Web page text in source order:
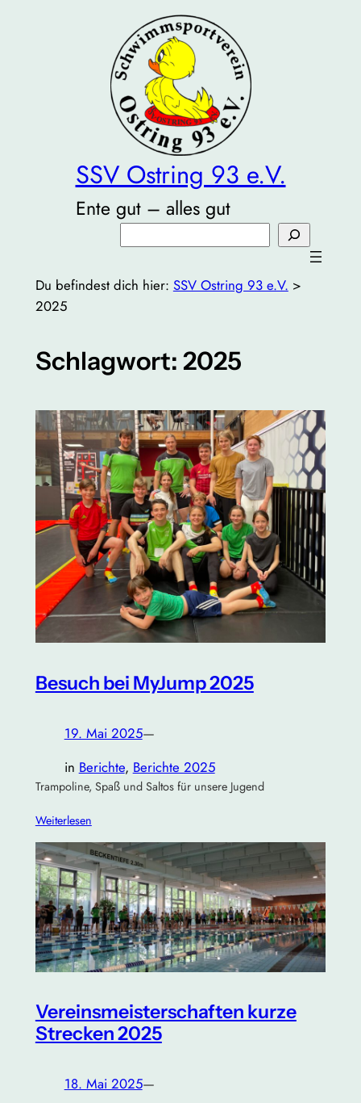
SSV Ostring 93 e.V.
Ente gut – alles gut
Du befindest dich hier: SSV Ostring 93 e.V. >
2025
Schlagwort: 2025
Besuch bei MyJump 2025
19. Mai 2025—
in Berichte, Berichte 2025
Trampoline, Spaß und Saltos für unsere Jugend
Weiterlesen
Vereinsmeisterschaften kurze
Strecken 2025
18. Mai 2025—